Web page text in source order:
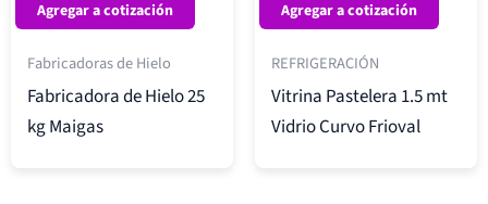
Agregar a cotización
Fabricadoras de Hielo
Fabricadora de Hielo 25
kg Maigas
Agregar a cotización
REFRIGERACIÓN
Vitrina Pastelera 1.5 mt
Vidrio Curvo Frioval